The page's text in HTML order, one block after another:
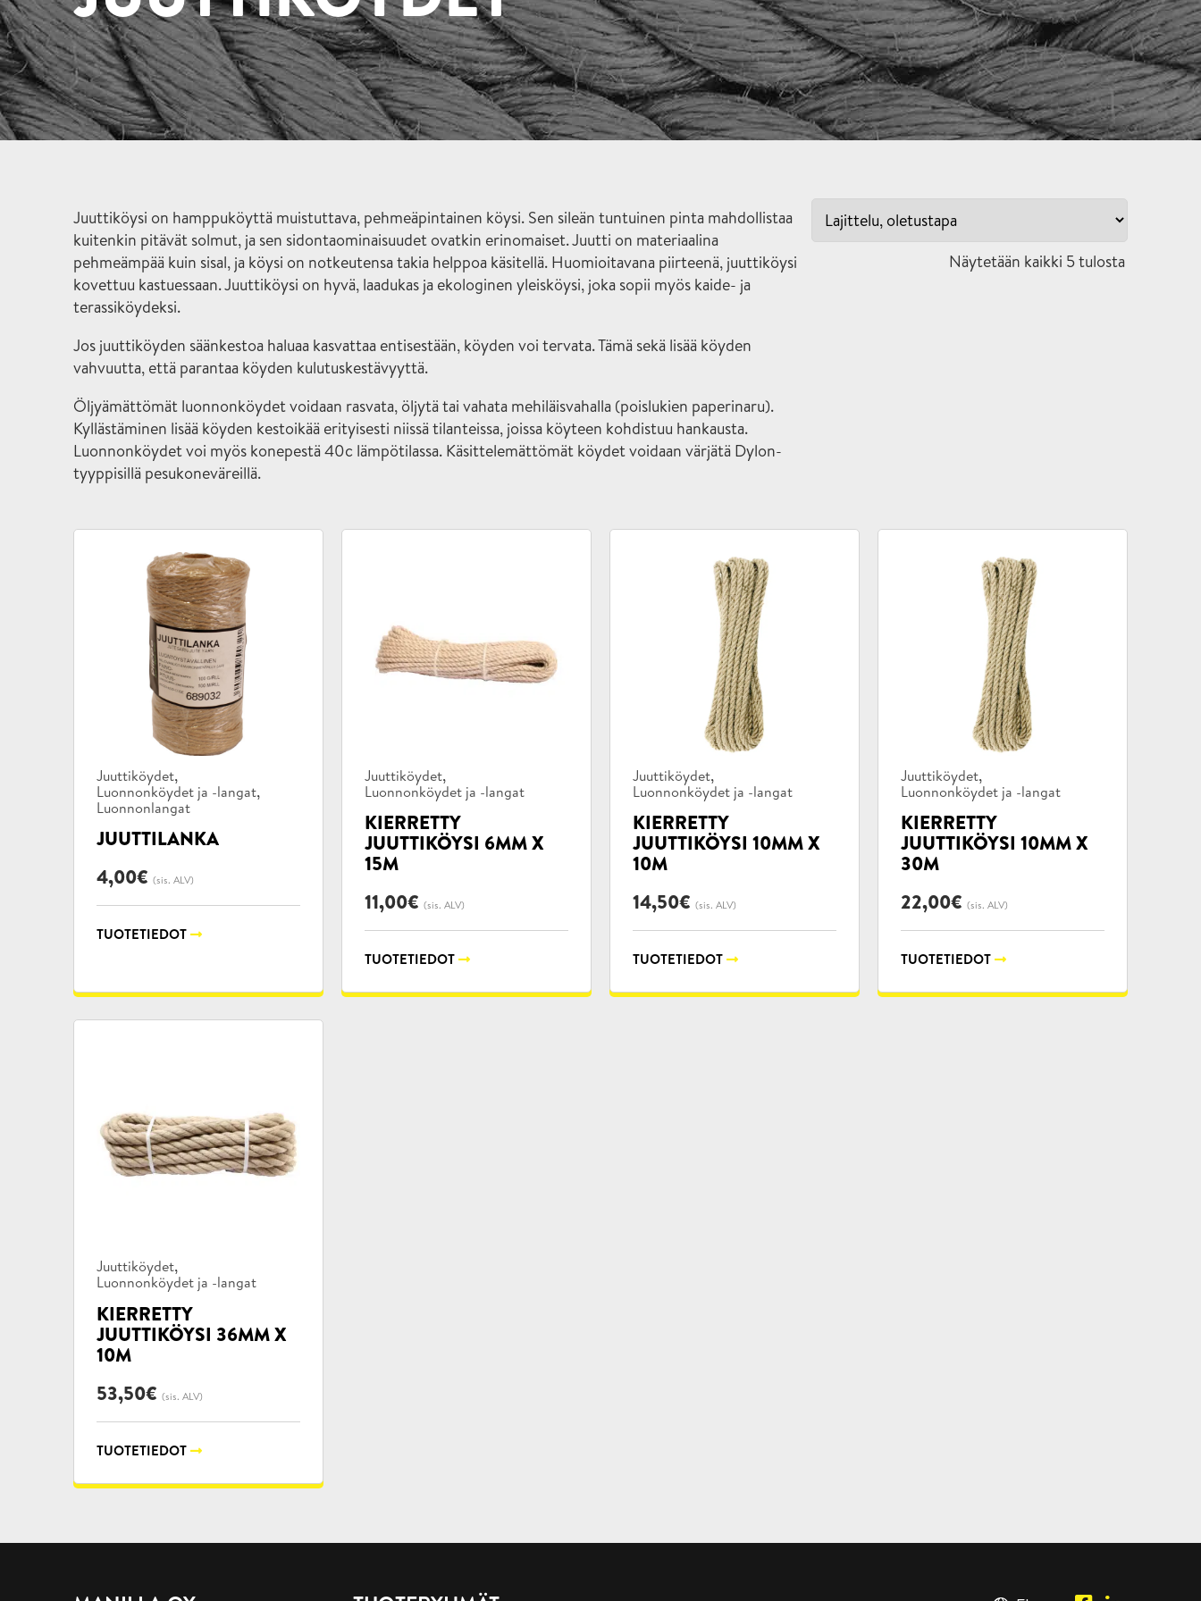
Juuttiköysi on hamppuköyttä muistuttava, pehmeäpintainen köysi. Sen sileän tuntuinen pinta mahdollistaa
kuitenkin pitävät solmut, ja sen sidontaominaisuudet ovatkin erinomaiset. Juutti on materiaalina
pehmeämpää kuin sisal, ja köysi on notkeutensa takia helppoa käsitellä. Huomioitavana piirteenä, juuttiköysi
kovettuu kastuessaan. Juuttiköysi on hyvä, laadukas ja ekologinen yleisköysi, joka sopii myös kaide- ja
terassiköydeksi.
Jos juuttiköyden säänkestoa haluaa kasvattaa entisestään, köyden voi tervata. Tämä sekä lisää köyden
vahvuutta, että parantaa köyden kulutuskestävyyttä.
Öljyämättömät luonnonköydet voidaan rasvata, öljytä tai vahata mehiläisvahalla (poislukien paperinaru).
Kyllästäminen lisää köyden kestoikää erityisesti niissä tilanteissa, joissa köyteen kohdistuu hankausta.
Luonnonköydet voi myös konepestä 40c lämpötilassa. Käsittelemättömät köydet voidaan värjätä Dylon-
tyyppisillä pesukoneväreillä.
Näytetään kaikki 5 tulosta
Tuotekategoriat:
Juuttiköydet,
Luonnonköydet ja -langat,
Luonnonlangat
JUUTTILANKA
4,00€ (sis. ALV)
TUOTETIEDOT
Tuotekategoriat:
Juuttiköydet,
Luonnonköydet ja -langat
KIERRETTY
JUUTTIKÖYSI 6MM X
15M
11,00€ (sis. ALV)
TUOTETIEDOT
Tuotekategoriat:
Juuttiköydet,
Luonnonköydet ja -langat
KIERRETTY
JUUTTIKÖYSI 10MM X
10M
14,50€ (sis. ALV)
TUOTETIEDOT
Tuotekategoriat:
Juuttiköydet,
Luonnonköydet ja -langat
KIERRETTY
JUUTTIKÖYSI 10MM X
30M
22,00€ (sis. ALV)
TUOTETIEDOT
Tuotekategoriat:
Juuttiköydet,
Luonnonköydet ja -langat
KIERRETTY
JUUTTIKÖYSI 36MM X
10M
53,50€ (sis. ALV)
TUOTETIEDOT